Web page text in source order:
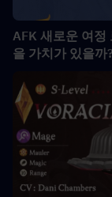
AFK 새로운 여정
을 가치가 있을까?